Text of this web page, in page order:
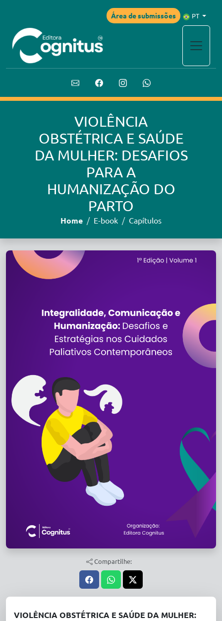
Área de submissões PT
VIOLÊNCIA
OBSTÉTRICA E SAÚDE
DA MULHER: DESAFIOS
PARA A
HUMANIZAÇÃO DO
PARTO
Home E-book Capítulos
Compartilhe:
VIOLÊNCIA OBSTÉTRICA E SAÚDE DA MULHER: